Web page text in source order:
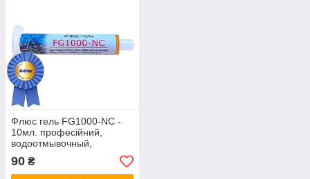
Флюс гель FG1000-NC -
10мл. професійний,
водоотмывочный,
водосмываемый
90 ₴